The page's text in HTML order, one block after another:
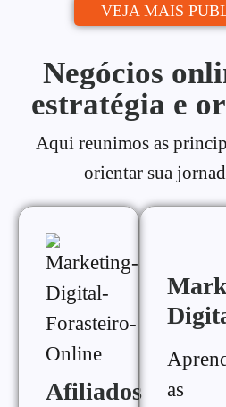
VEJA MAIS
Negócios
estratégia e
Aqui reunimos as
orientar sua
Afiliados
as